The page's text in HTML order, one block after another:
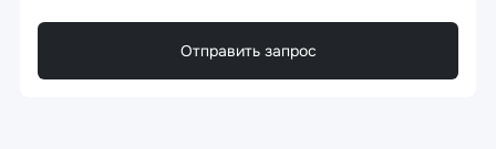
Отправить запрос